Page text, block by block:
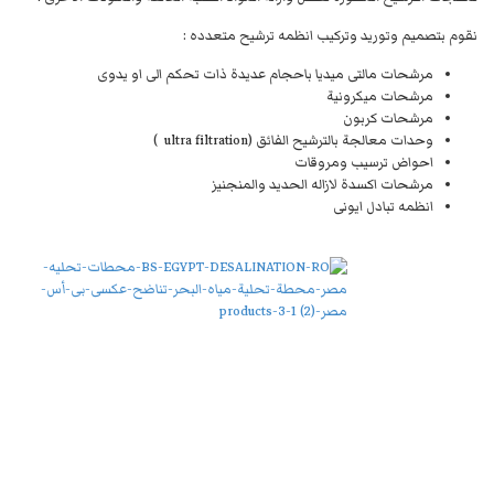
نقوم بتصميم وتوريد وتركيب انظمه ترشيح متعدده :
مرشحات مالتى ميديا باحجام عديدة ذات تحكم الى او يدوى
مرشحات ميكرونية
مرشحات كربون
وحدات معالجة بالترشيح الفائق (ultra filtration )
احواض ترسيب ومروقات
مرشحات اكسدة لازاله الحديد والمنجنيز
انظمه تبادل ايونى